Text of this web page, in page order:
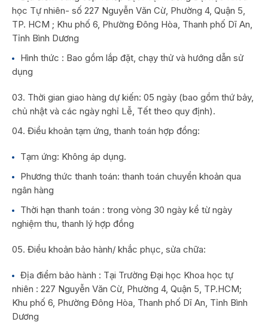
học Tự nhiên- số 227 Nguyễn Văn Cừ, Phường 4, Quận 5,
TP. HCM ; Khu phố 6, Phường Đông Hòa, Thanh phố Dĩ An,
Tỉnh Bình Dương
Hình thức : Bao gồm lắp đặt, chạy thử và hướng dẫn sử
dụng
Thời gian giao hàng dự kiến: 05 ngày (bao gồm thứ bảy,
chủ nhật và các ngày nghỉ Lễ, Tết theo quy định).
Điều khoản tạm ứng, thanh toán hợp đồng:
Tạm ứng: Không áp dụng.
Phương thức thanh toán: thanh toán chuyển khoản qua
ngân hàng
Thời hạn thanh toán : trong vòng 30 ngày kể từ ngày
nghiệm thu, thanh lý hợp đồng
Điều khoản bảo hành/ khắc phục, sửa chữa:
Địa điểm bảo hành : Tại Trường Đại học Khoa học tự
nhiên : 227 Nguyễn Văn Cừ, Phường 4, Quận 5, TP.HCM;
Khu phố 6, Phường Đông Hòa, Thanh phố Dĩ An, Tỉnh Bình
Dương